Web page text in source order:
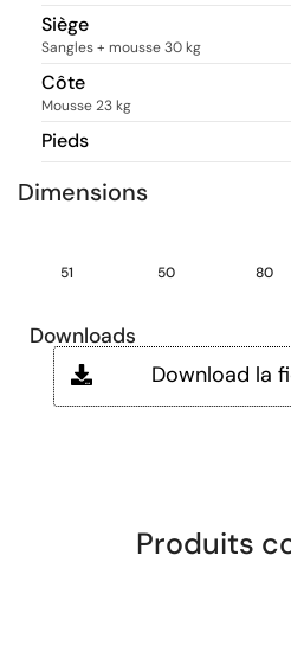
Siège
Sangles + mousse 30 kg
Côte
Mousse 23 kg
Pieds
Dimensions
51 50 80
Downloads
Download la
Produits